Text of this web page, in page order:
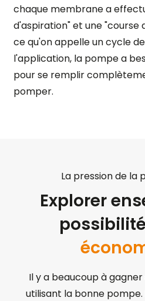
chaque membrane a
d'aspiration" et une "course
ce qu'on appelle un cycle
l'application, la pompe a
pour se remplir
pomper.
La pression de la
Explorer
Il y a beaucoup à
utilisant la bonne pompe.